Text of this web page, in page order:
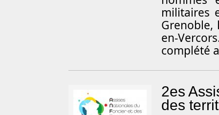
militaires
Grenoble,
en-
complété
2es
des